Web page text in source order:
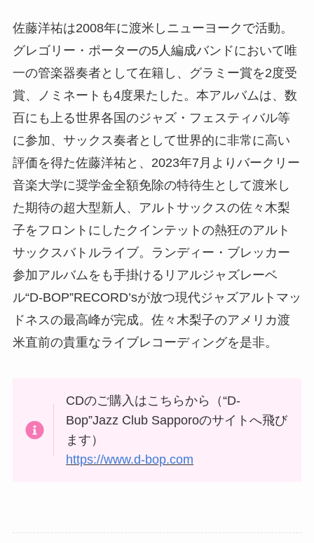
佐藤洋祐は2008年に渡米しニューヨークで活動。
グレゴリー・ポーターの5人編成バンドにおいて唯
一の管楽器奏者として在籍し、グラミー賞を2度受
賞、ノミネートも4度果たした。本アルバムは、数
百にも上る世界各国のジャズ・フェスティバル等
に参加、サックス奏者として世界的に非常に高い
評価を得た佐藤洋祐と、2023年7月よりバークリー
音楽大学に奨学金全額免除の特待生として渡米し
た期待の超大型新人、アルトサックスの佐々木梨
子をフロントにしたクインテットの熱狂のアルト
サックスバトルライブ。ランディー・ブレッカー
参加アルバムをも手掛けるリアルジャズレーベ
ル“D-BOP”RECORD’sが放つ現代ジャズアルトマッ
ドネスの最高峰が完成。佐々木梨子のアメリカ渡
米直前の貴重なライブレコーディングを是非。
CDのご購入はこちらから（“D-
Bop”Jazz Club Sapporoのサイトへ飛び
ます）
https://www.d-bop.com